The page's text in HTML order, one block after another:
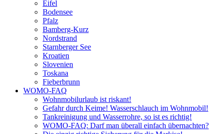
Eifel
Bodensee
Pfalz
Bamberg-Kurz
Nordstrand
Starnberger See
Kroatien
Slovenien
Toskana
Fieberbrunn
WOMO-FAQ
Wohnmobilurlaub ist riskant!
Gefahr durch Keime! Wasserschlauch im Wohnmobil!
Tankreinigung und Wasserrohre, so ist es richtig!
WOMO-FAQ: Darf man überall einfach übernachten?